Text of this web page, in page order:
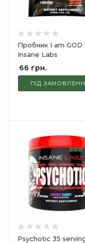
Пробник I am GOD
Insane Labs
66 грн.
ПІД
Psychotic 35